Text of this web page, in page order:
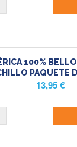
100%
PAQUETE
13,95€